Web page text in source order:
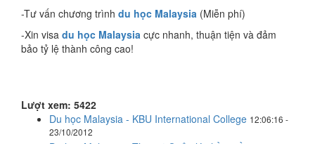
-Tư vấn chương trình du học Malaysia (Miễn phí)
-Xin visa du học Malaysia cực nhanh, thuận tiện và đảm
bảo tỷ lệ thành công cao!
Lượt xem: 5422
Du học Malaysia - KBU International College 12:06:16 -
23/10/2012